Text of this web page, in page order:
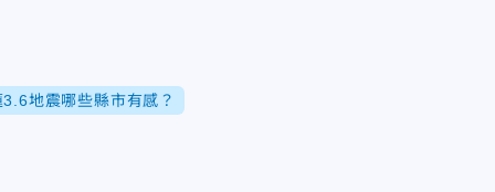
地震哪些縣市有感？